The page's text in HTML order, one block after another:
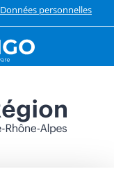
Données personnelles